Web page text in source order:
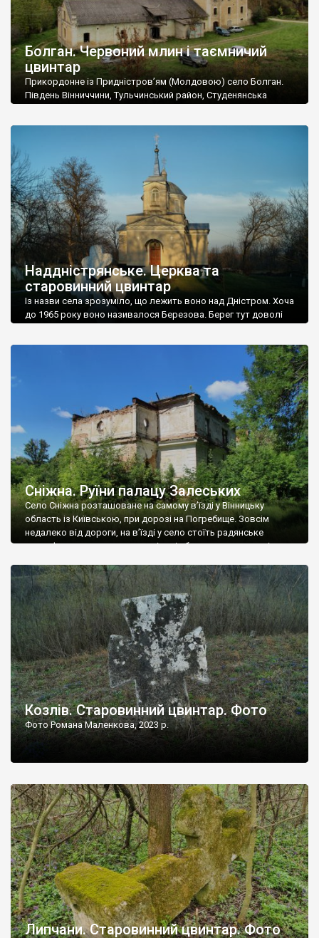
Болган. Червоний млин і таємничий
цвинтар
Прикордонне із Придністров’ям (Молдовою) село Болган.
Південь Вінниччини, Тульчинський район, Студенянська
старовинний цвинтар із кам’яними хрестами. Всі епітафії, які
збереглися, написані кирилицею, церковнослов’янською
мовою. За всіма традиційними ознаками – цвинтар
український. Хрести датуються 19 століттям. У 1924-1940
роках Болган […]
Наддністрянське. Церква та
старовинний цвинтар
Із назви села зрозуміло, що лежить воно над Дністром. Хоча
до 1965 року воно називалося Березова. Берег тут доволі
Наддністрянське відрізняється від більшості навколишніх
сіл. У селі є мурована Михайлівська церква. Точної дати […]
Сніжна. Руїни палацу Залеських
Село Сніжна розташоване на самому в’їзді у Вінницьку
область із Київською, при дорозі на Погребище. Зовсім
недалеко від дороги, на в’їзді у село стоїть радянське
рельєфне пано, яке показує жінку і яблуню, а трохи далі, десь
не видно, але видно дві стареньких колії у траві – […]
Козлів. Старовинний цвинтар. Фото
Фото Романа Маленкова, 2023 р.
Липчани. Старовинний цвинтар. Фото